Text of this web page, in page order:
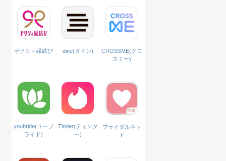
ゼクシィ縁結び dine(ダイン)
CROSSME(クロ
スミー)
youbride(ユーブ
ライド)
Tinder(ティンダ
ー)
ブライダルネッ
ト